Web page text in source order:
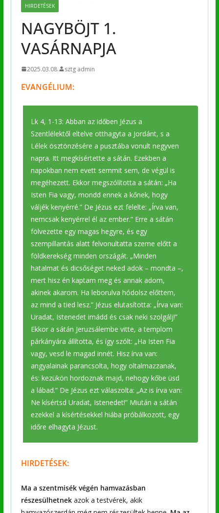
HIRDETÉSEK
NAGYBÖJT 1.
VASÁRNAPJA
2025.03.08. sztg admin
EVANGÉLIUM:
Lk 4, 1-13: Abban az időben Jézus a
Szentlélektől eltelve otthagyta a Jordánt, s a
Lélek ösztönzésére a pusztába vonult negyven
napra. Itt megkísértette a sátán. Ezekben a
napokban nem evett semmit sem, de végül is
megéhezett. Ekkor megszólította a sátán: „Ha
Isten Fia vagy, mondd ennek a kőnek, hogy
váljék kenyérré.” De Jézus ezt felelte: „Írva van,
nemcsak kenyérrel él az ember.” Erre a sátán
fölvezette egy magas hegyre, és egy
szempillantás alatt felvonultatta szeme előtt a
földkerekség minden országát. „Minden
hatalmat és dicsőséget neked adok – mondta –,
mert hisz én kaptam meg és annak adom,
akinek akarom. Ha leborulva hódolsz előttem,
az mind a tied lesz.” Jézus elutasította: „Írva van:
Uradat, Istenedet imádd és csak neki szolgálj!”
Ekkor a sátán Jeruzsálembe vitte, a templom
párkányára állította, és így szólt: „Ha Isten Fia
vagy, vesd le magad innét. Hisz írva van:
angyalainak parancsolta, hogy oltalmazzanak,
és: kezükön hordoznak majd, nehogy kőbe üsd
a lábad.” De Jézus ezt válaszolta: „Az is írva van:
Ne kísértsd Uradat, Istenedet!” Miután a sátán
ezekkel a kísértésekkel hiába próbálkozott, egy
időre elhagyta Jézust.
HIRDETÉSEK:
Ma a szentmisék végén hamvazásban
részesülhetnekazok a testvérek, akik